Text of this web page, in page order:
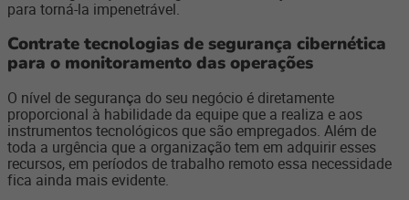
para torná-la impenetrável.
Contrate tecnologias de segurança cibernética
para o monitoramento das operações
O nível de segurança do seu negócio é diretamente
proporcional à habilidade da equipe que a realiza e aos
instrumentos tecnológicos que são empregados. Além de
toda a urgência que a organização tem em adquirir esses
recursos, em períodos de trabalho remoto essa necessidade
fica ainda mais evidente.